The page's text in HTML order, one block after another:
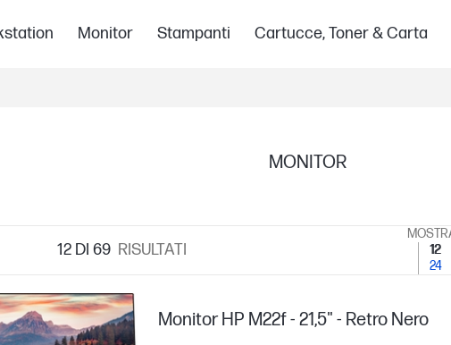
Monitor Stampanti Cartucce, Toner & Carta
MONITOR
12 DI 69 RISULTATI
12
24
Monitor HP M22f - 21,5" - Retro Nero